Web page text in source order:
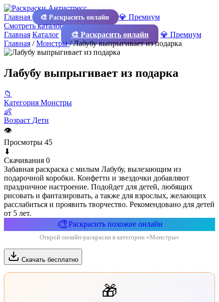
Главная 🎨 Раскрасить онлайн
💎 Премиум
Смотреть каталог
Главная Каталог 🎨 Раскрасить онлайн
💎 Премиум
Главная /Монстры/Лабубу выпрыгивает из подарка
Лабубу выпрыгивает из подарка
📁
Категория Монстры
👶
Возраст Дети
👁
Просмотры 45
⬇
Скачивания 0
Забавная раскраска с милым Лабубу, вылезающим из
подарочной коробки. Конфетти и звездочки добавляют
праздничное настроение. Подойдет для детей, любящих
рисовать и фантазировать, а также для взрослых, желающих
расслабиться и проявить творчество. Рекомендовано для детей
от 5 лет.
🎨Раскрасить похожие онлайн
Открой онлайн-раскраски в категории «Монстры»
Скачать бесплатно
🎁